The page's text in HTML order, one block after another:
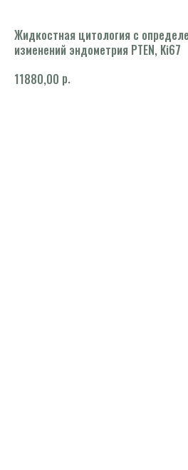
Жидкостная цитология с
изменений эндометрия PTEN, Ki67
11880,00 р.